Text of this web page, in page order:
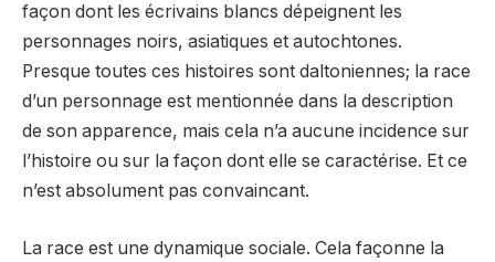
façon dont les écrivains blancs dépeignent les
personnages noirs, asiatiques et autochtones.
Presque toutes ces histoires sont daltoniennes; la race
d’un personnage est mentionnée dans la description
de son apparence, mais cela n’a aucune incidence sur
l’histoire ou sur la façon dont elle se caractérise. Et ce
n’est absolument pas convaincant.
La race est une dynamique sociale. Cela façonne la